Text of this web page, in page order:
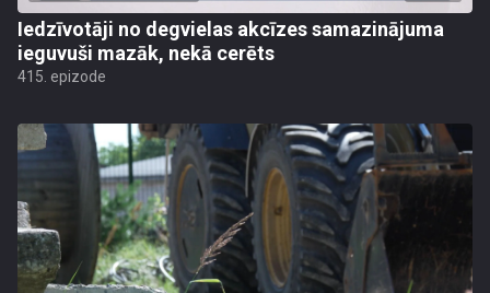
Iedzīvotāji no degvielas akcīzes samazinājuma
ieguvuši mazāk, nekā cerēts
415. epizode